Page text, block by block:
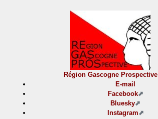
Région Gascogne Prospective
E-mail
Facebook
Bluesky
Instagram